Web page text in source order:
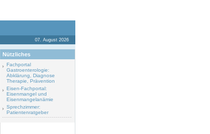
07. August 2026
Nützliches
Fachportal
Gastroenterologie:
Abklärung, Diagnose
Therapie, Prävention
Eisen-Fachportal:
Eisenmangel und
Eisenmangelanämie
Sprechzimmer:
Patientenratgeber